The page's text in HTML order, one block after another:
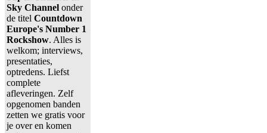
Sky Channel onder
de titel Countdown
Europe's Number 1
Rockshow. Alles is
welkom; interviews,
presentaties,
optredens. Liefst
complete
afleveringen. Zelf
opgenomen banden
zetten we gratis voor
je over en komen